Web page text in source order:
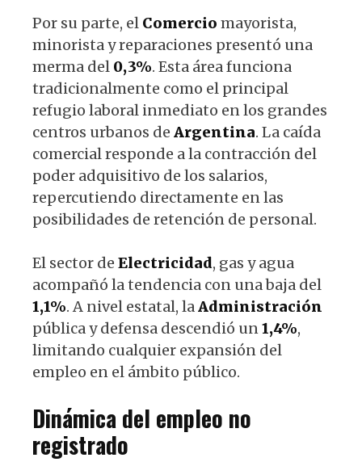
Por su parte, el Comercio mayorista,
minorista y reparaciones presentó una
merma del 0,3%. Esta área funciona
tradicionalmente como el principal
refugio laboral inmediato en los grandes
centros urbanos de Argentina. La caída
comercial responde a la contracción del
poder adquisitivo de los salarios,
repercutiendo directamente en las
posibilidades de retención de personal.
El sector de Electricidad, gas y agua
acompañó la tendencia con una baja del
1,1%. A nivel estatal, laAdministración
pública y defensa descendió un1,4%,
limitando cualquier expansión del
empleo en el ámbito público.
Dinámica del empleo no
registrado